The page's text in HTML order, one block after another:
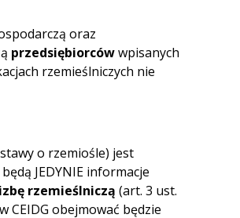
oraz
przedsiębiorcówwpisanych
rzemieślniczych nie
o rzemiośle) jest
JEDYNIE informacje
rzemieślniczą (art. 3 ust.
CEIDG obejmować będzie